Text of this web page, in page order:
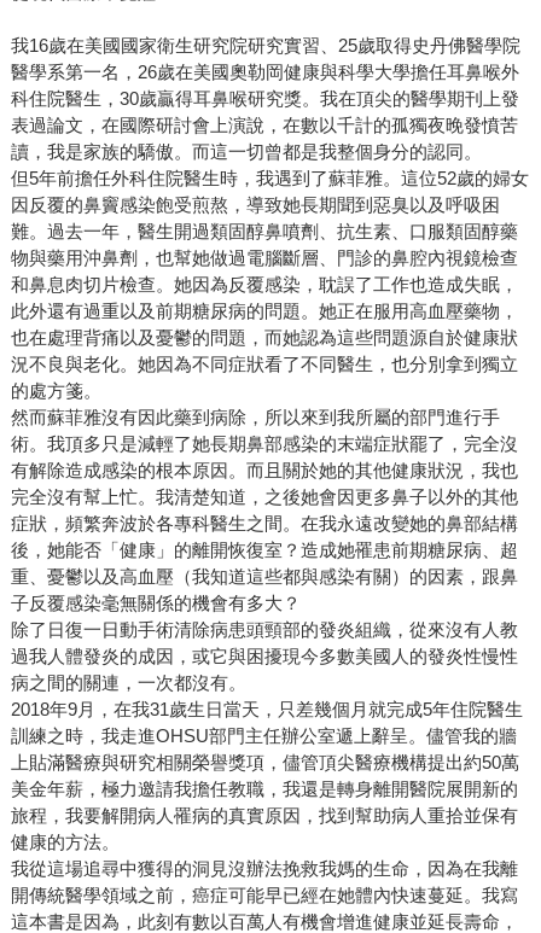
我16歲在美國國家衛生研究院研究實習、25歲取得史丹佛醫學院
醫學系第一名，26歲在美國奧勒岡健康與科學大學擔任耳鼻喉外
科住院醫生，30歲贏得耳鼻喉研究獎。我在頂尖的醫學期刊上發
表過論文，在國際研討會上演說，在數以千計的孤獨夜晚發憤苦
讀，我是家族的驕傲。而這一切曾都是我整個身分的認同。
但5年前擔任外科住院醫生時，我遇到了蘇菲雅。這位52歲的婦女
因反覆的鼻竇感染飽受煎熬，導致她長期聞到惡臭以及呼吸困
難。過去一年，醫生開過類固醇鼻噴劑、抗生素、口服類固醇藥
物與藥用沖鼻劑，也幫她做過電腦斷層、門診的鼻腔內視鏡檢查
和鼻息肉切片檢查。她因為反覆感染，耽誤了工作也造成失眠，
此外還有過重以及前期糖尿病的問題。她正在服用高血壓藥物，
也在處理背痛以及憂鬱的問題，而她認為這些問題源自於健康狀
況不良與老化。她因為不同症狀看了不同醫生，也分別拿到獨立
的處方箋。
然而蘇菲雅沒有因此藥到病除，所以來到我所屬的部門進行手
術。我頂多只是減輕了她長期鼻部感染的末端症狀罷了，完全沒
有解除造成感染的根本原因。而且關於她的其他健康狀況，我也
完全沒有幫上忙。我清楚知道，之後她會因更多鼻子以外的其他
症狀，頻繁奔波於各專科醫生之間。在我永遠改變她的鼻部結構
後，她能否「健康」的離開恢復室？造成她罹患前期糖尿病、超
重、憂鬱以及高血壓（我知道這些都與感染有關）的因素，跟鼻
子反覆感染毫無關係的機會有多大？
除了日復一日動手術清除病患頭頸部的發炎組織，從來沒有人教
過我人體發炎的成因，或它與困擾現今多數美國人的發炎性慢性
病之間的關連，一次都沒有。
2018年9月，在我31歲生日當天，只差幾個月就完成5年住院醫生
訓練之時，我走進OHSU部門主任辦公室遞上辭呈。儘管我的牆
上貼滿醫療與研究相關榮譽獎項，儘管頂尖醫療機構提出約50萬
美金年薪，極力邀請我擔任教職，我還是轉身離開醫院展開新的
旅程，我要解開病人罹病的真實原因，找到幫助病人重拾並保有
健康的方法。
我從這場追尋中獲得的洞見沒辦法挽救我媽的生命，因為在我離
開傳統醫學領域之前，癌症可能早已經在她體內快速蔓延。我寫
這本書是因為，此刻有數以百萬人有機會增進健康並延長壽命，